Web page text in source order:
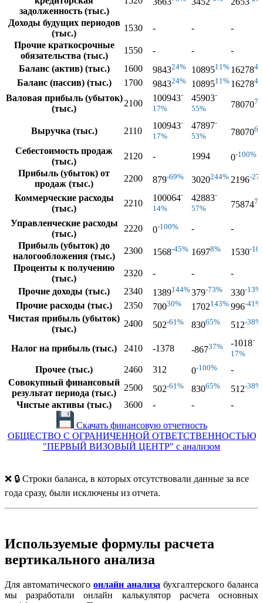
задолженность (тыс.)
Доходы будущих периодов
(тыс.)
1530 - -
-
Прочие краткосрочные
обязательства (тыс.)
1550 - -
-
Баланс (актив) (тыс.)
1600 984324% 1089511% 16278
Баланс (пассив) (тыс.) 1700 984324% 1089511% 16278
Валовая прибыль (убыток)
(тыс.)
2100
100943-
17%
45903-
55%
78070
Выручка (тыс.) 2110
100943-
17%
47897-
53%
78070
Себестоимость продаж
(тыс.)
2120 - 1994 0-100%
Прибыль (убыток) от
продаж (тыс.)
2200 879-69% 3020244% 2196-
Коммерческие расходы
(тыс.)
2210
100064-
14%
42883-
57%
75874
Управленческие расходы
(тыс.)
2220 0-100% -
-
Прибыль (убыток) до
налогообложения (тыс.)
2300 1568-45% 16978% 1530-
Проценты к получению
(тыс.)
2320 - -
-
Прочие доходы (тыс.)
2340 1389144%379-73% 330-13%
Прочие расходы (тыс.) 2350 70030% 1702143% 996-41%
Чистая прибыль (убыток)
(тыс.)
2400 502-61% 83065% 512-38%
Налог на прибыль (тыс.) 2410 -1378 -86737% -1018-
17%
Прочее (тыс.) 2460 312 0-100%
-
Совокупный финансовый
результат периода (тыс.)
2500 502-61% 83065% 512-38%
Чистые активы (тыс.) 3600 - - -
Скачать финансовую отчетность
ОБЩЕСТВО С ОГРАНИЧЕННОЙ ОТВЕТСТВЕННОСТЬЮ
"ПЕРВЫЙ ВИЗОВЫЙ ЦЕНТР" с анализом
❌ 🔒 Строки баланса, в которых отсутствовали данные за все
года сразу, были исключены из отчета.
Используемые формулы расчета
вертикального анализа
Для автоматического онлайн анализа бухгалтерского баланса
мы разработали онлайн калькулятор расчета основных